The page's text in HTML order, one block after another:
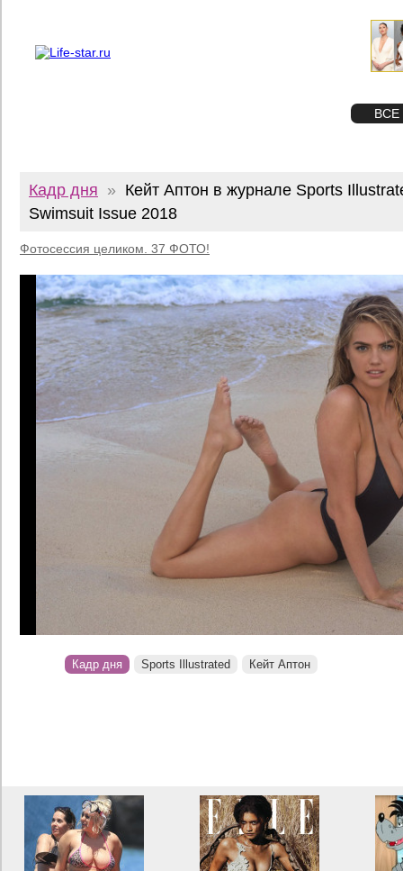
ВСЕ
Кадр дня » Кейт Аптон в журнале Sports
Swimsuit Issue 2018
Фотосессия целиком. 37 ФОТО!
Кадр дня Sports Illustrated Кейт Аптон